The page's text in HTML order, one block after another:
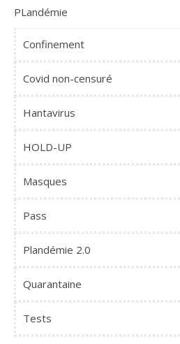
PLandémie
Confinement
Covid non-censuré
Hantavirus
HOLD-UP
Masques
Pass
Plandémie 2.0
Quarantaine
Tests